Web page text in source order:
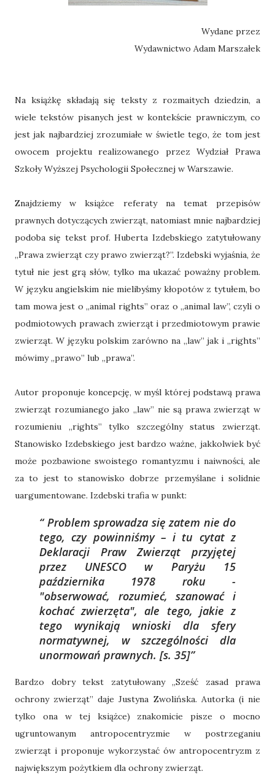
Wydane przez
Wydawnictwo Adam Marszałek
Na książkę składają się teksty z rozmaitych dziedzin, a
wiele tekstów pisanych jest w kontekście prawniczym, co
jest jak najbardziej zrozumiałe w świetle tego, że tom jest
owocem projektu realizowanego przez Wydział Prawa
Szkoły Wyższej Psychologii Społecznej w Warszawie.
Znajdziemy w książce referaty na temat przepisów
prawnych dotyczących zwierząt, natomiast mnie najbardziej
podoba się tekst prof. Huberta Izdebskiego zatytułowany
„Prawa zwierząt czy prawo zwierząt?”. Izdebski wyjaśnia, że
tytuł nie jest grą słów, tylko ma ukazać poważny problem.
W języku angielskim nie mielibyśmy kłopotów z tytułem, bo
tam mowa jest o „animal rights” oraz o „animal law”, czyli o
podmiotowych prawach zwierząt i przedmiotowym prawie
zwierząt. W języku polskim zarówno na „law” jak i „rights”
mówimy „prawo” lub „prawa”.
Autor proponuje koncepcję, w myśl której podstawą prawa
zwierząt rozumianego jako „law” nie są prawa zwierząt w
rozumieniu „rights” tylko szczególny status zwierząt.
Stanowisko Izdebskiego jest bardzo ważne, jakkolwiek być
może pozbawione swoistego romantyzmu i naiwności, ale
za to jest to stanowisko dobrze przemyślane i solidnie
uargumentowane. Izdebski trafia w punkt:
Problem sprowadza się zatem nie do
tego, czy powinniśmy – i tu cytat z
Deklaracji Praw Zwierząt przyjętej
przez UNESCO w Paryżu 15
października 1978 roku -
"obserwować, rozumieć, szanować i
kochać zwierzęta", ale tego, jakie z
tego wynikają wnioski dla sfery
normatywnej, w szczególności dla
unormowań prawnych. [s. 35]
Bardzo dobry tekst zatytułowany „Sześć zasad prawa
ochrony zwierząt” daje Justyna Zwolińska. Autorka (i nie
tylko ona w tej książce) znakomicie pisze o mocno
ugruntowanym antropocentryzmie w postrzeganiu
zwierząt i proponuje wykorzystać ów antropocentryzm z
największym pożytkiem dla ochrony zwierząt.